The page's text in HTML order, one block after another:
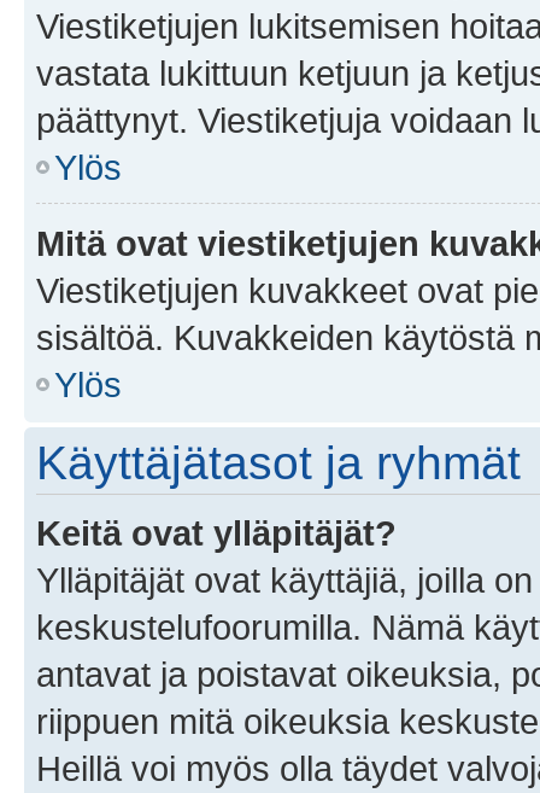
Viestiketjujen lukitsemisen
vastata lukittuun ketjuun ja
päättynyt. Viestiketjuja voidaan
Ylös
Mitä ovat viestiketjujen
Viestiketjujen kuvakkeet ovat
sisältöä. Kuvakkeiden käytöstä
Ylös
Käyttäjätasot ja ryhmät
Keitä ovat ylläpitäjät?
Ylläpitäjät ovat käyttäjiä, joilla
keskustelufoorumilla. Nämä
antavat ja poistavat oikeuksia,
riippuen mitä oikeuksia
Heillä voi myös olla täydet